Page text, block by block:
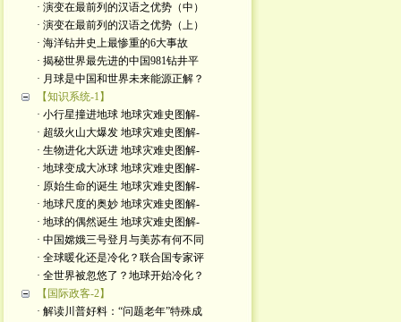
· 演变在最前列的汉语之优势（中）
· 演变在最前列的汉语之优势（上）
· 海洋钻井史上最惨重的6大事故
· 揭秘世界最先进的中国981钻井平
· 月球是中国和世界未来能源正解？
【知识系统-1】
· 小行星撞进地球 地球灾难史图解-
· 超级火山大爆发 地球灾难史图解-
· 生物进化大跃进 地球灾难史图解-
· 地球变成大冰球 地球灾难史图解-
· 原始生命的诞生 地球灾难史图解-
· 地球尺度的奥妙 地球灾难史图解-
· 地球的偶然诞生 地球灾难史图解-
· 中国嫦娥三号登月与美苏有何不同
· 全球暖化还是冷化？联合国专家评
· 全世界被忽悠了？地球开始冷化？
【国际政客-2】
· 解读川普好料：“问题老年”特殊成